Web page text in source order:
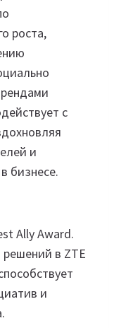
роста,
с
и
бизнесе.
Ally Award.
в ZTE
и